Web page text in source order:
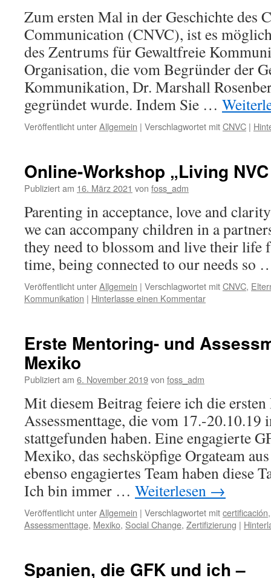
GFK
Zum ersten Mal in der Geschichte des
Communication (CNVC), ist es
des Zentrums für Gewaltfreie
Organisation, die vom Begründer der
Kommunikation, Dr. Marshall
gegründet wurde. Indem Sie …
Veröffentlicht unterAllgemein | Verschlagwortet mitCNVC |
Online-Workshop „Living
Publiziert am 16. März 2021 von foss_adm
Parenting in acceptance, love and
we can accompany children in a
they need to blossom and live their life
time, being connected to our needs so
Veröffentlicht unterAllgemein | Verschlagwortet mitCNVC,
Kommunikation | Hinterlasse einen Kommentar
Erste Mentoring- und
Mexiko
Publiziert am 6. November 2019von foss_adm
Mit diesem Beitrag feiere ich die
Assessmenttage, die vom 17.-20.10.19
stattgefunden haben. Eine engagierte
Mexiko, das sechsköpfige Orgateam
ebenso engagiertes Team haben diese
Ich bin immer … Weiterlesen →
Veröffentlicht unterAllgemein | Verschlagwortet mitcertificación
Assessmenttage, Mexiko, Social Change, Zertifizierung |
Spanien, die GFK und ich –